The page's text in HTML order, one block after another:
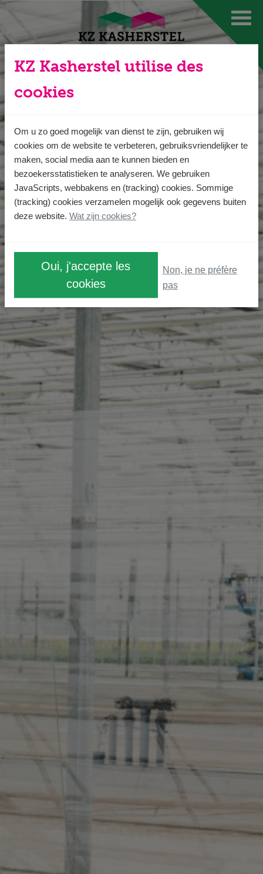
Ga direct naar
KZ Kasherstel utilise des
cookies
Om u zo goed mogelijk van dienst te zijn, gebruiken wij
cookies om de website te verbeteren, gebruiksvriendelijker te
maken, social media aan te kunnen bieden en
bezoekersstatistieken te analyseren. We gebruiken
JavaScripts, webbakens en (tracking) cookies. Sommige
(tracking) cookies verzamelen mogelijk ook gegevens buiten
deze website. Wat zijn cookies?
Oui, j'accepte les
cookies
Non, je ne préfère
pas